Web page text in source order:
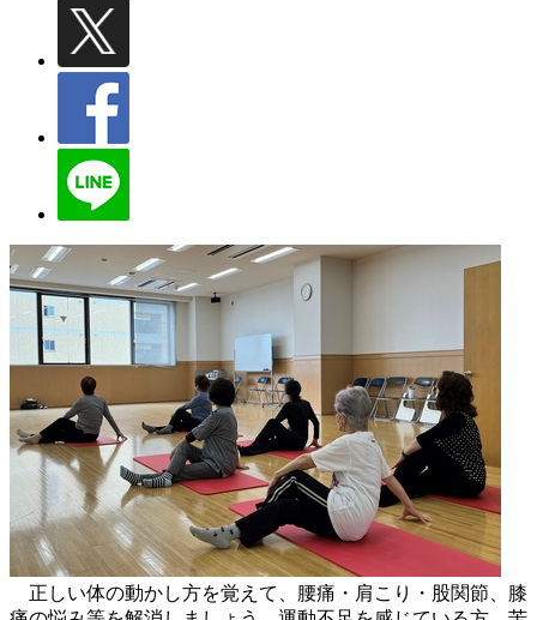
正しい体の動かし方を覚えて、腰痛・肩こり・股関節、膝